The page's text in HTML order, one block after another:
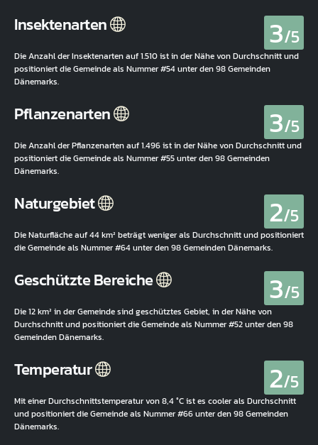
Insektenarten 3/5
Die Anzahl der Insektenarten auf 1.510 ist in der Nähe von Durchschnitt und
positioniert die Gemeinde als Nummer #54 unter den 98 Gemeinden
Dänemarks.
Pflanzenarten 3/5
Die Anzahl der Pflanzenarten auf 1.496 ist in der Nähe von Durchschnitt und
positioniert die Gemeinde als Nummer #55 unter den 98 Gemeinden
Dänemarks.
Naturgebiet 2/5
Die Naturfläche auf 44 km² beträgt weniger als Durchschnitt und positioniert
die Gemeinde als Nummer #64 unter den 98 Gemeinden Dänemarks.
Geschützte Bereiche 3/5
Die 12 km² in der Gemeinde sind geschütztes Gebiet, in der Nähe von
Durchschnitt und positioniert die Gemeinde als Nummer #52 unter den 98
Gemeinden Dänemarks.
Temperatur 2/5
Mit einer Durchschnittstemperatur von 8,4 °C ist es cooler als Durchschnitt
und positioniert die Gemeinde als Nummer #66 unter den 98 Gemeinden
Dänemarks.